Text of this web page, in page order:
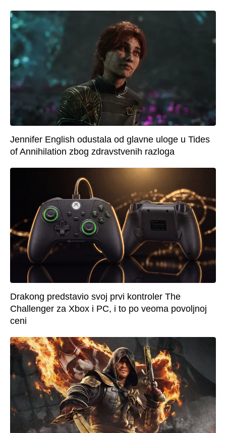
Jennifer English odustala od glavne uloge u Tides
of Annihilation zbog zdravstvenih razloga
Drakong predstavio svoj prvi kontroler The
Challenger za Xbox i PC, i to po veoma povoljnoj
ceni